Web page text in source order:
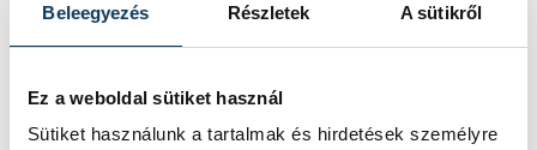
Beleegyezés Részletek A sütikről
Ez a weboldal sütiket használ
Sütiket használunk a tartalmak és hirdetések személyre